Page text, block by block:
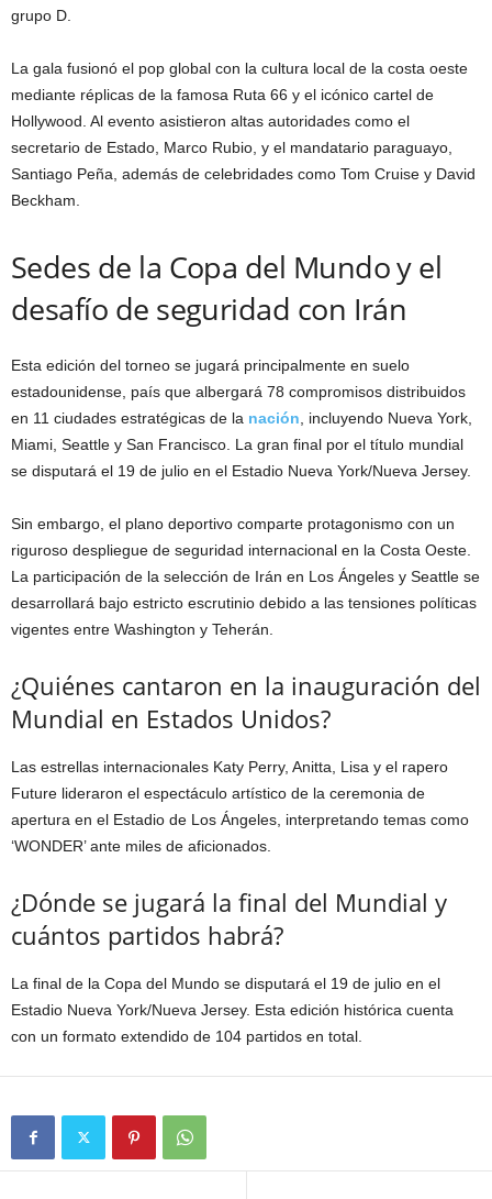
grupo D.
La gala fusionó el pop global con la cultura local de la costa oeste
mediante réplicas de la famosa Ruta 66 y el icónico cartel de
Hollywood. Al evento asistieron altas autoridades como el
secretario de Estado, Marco Rubio, y el mandatario paraguayo,
Santiago Peña, además de celebridades como Tom Cruise y David
Beckham.
Sedes de la Copa del Mundo y el
desafío de seguridad con Irán
Esta edición del torneo se jugará principalmente en suelo
estadounidense, país que albergará 78 compromisos distribuidos
en 11 ciudades estratégicas de la nación , incluyendo Nueva York,
Miami, Seattle y San Francisco. La gran final por el título mundial
se disputará el 19 de julio en el Estadio Nueva York/Nueva Jersey.
Sin embargo, el plano deportivo comparte protagonismo con un
riguroso despliegue de seguridad internacional en la Costa Oeste.
La participación de la selección de Irán en Los Ángeles y Seattle se
desarrollará bajo estricto escrutinio debido a las tensiones políticas
vigentes entre Washington y Teherán.
¿Quiénes cantaron en la inauguración del
Mundial en Estados Unidos?
Las estrellas internacionales Katy Perry, Anitta, Lisa y el rapero
Future lideraron el espectáculo artístico de la ceremonia de
apertura en el Estadio de Los Ángeles, interpretando temas como
‘WONDER’ ante miles de aficionados.
¿Dónde se jugará la final del Mundial y
cuántos partidos habrá?
La final de la Copa del Mundo se disputará el 19 de julio en el
Estadio Nueva York/Nueva Jersey. Esta edición histórica cuenta
con un formato extendido de 104 partidos en total.